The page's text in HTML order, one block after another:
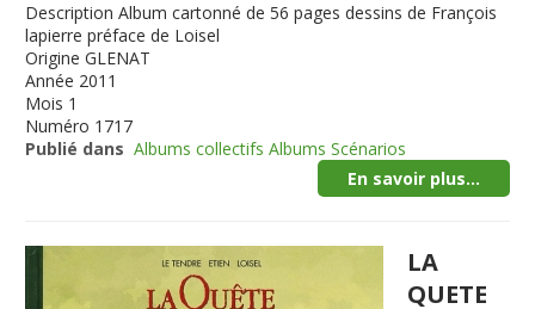
Description Album cartonné de 56 pages dessins de François
lapierre préface de Loisel
Origine GLENAT
Année 2011
Mois 1
Numéro 1717
Publié dans Albums collectifs Albums Scénarios
En savoir plus...
LA
QUETE